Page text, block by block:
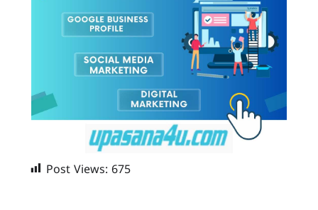
Post Views: 675